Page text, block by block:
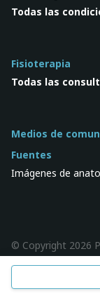
Todas las
Fisioterapia
Todas las
Medios de
Fuentes
Imágenes de
© Copyright 2026
derechos |